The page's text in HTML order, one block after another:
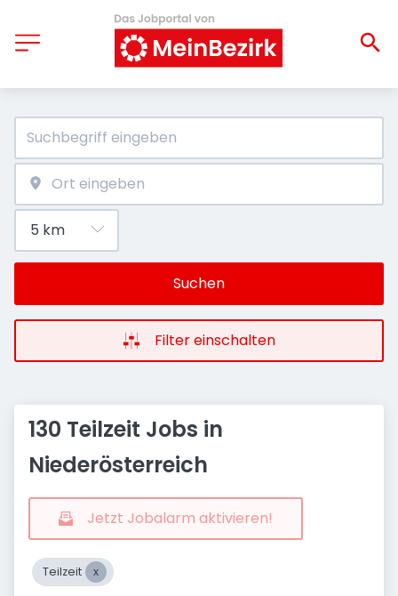
Suchen
Filter einschalten
130 Teilzeit Jobs in
Niederösterreich
Jetzt Jobalarm aktivieren!
Teilzeit